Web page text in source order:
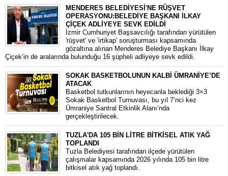
MENDERES BELEDİYESİ'NE RÜŞVET
OPERASYONU:BELEDİYE BAŞKANI İLKAY
ÇİÇEK ADLİYEYE SEVK EDİLDİ
​İzmir Cumhuriyet Başsavcılığı tarafından yürütülen
'rüşvet' ve 'irtikap' soruşturması kapsamında
gözaltına alınan Menderes Belediye Başkanı İlkay
Çiçek’in de aralarında bulunduğu 16 şüpheli adliyeye sevk edildi.
SOKAK BASKETBOLUNUN KALBİ ÜMRANİYE’DE
ATACAK
Basketbol tutkunlarının heyecanla beklediği 3×3
Sokak Basketbol Turnuvası, bu yıl 7’nci kez
Ümraniye Santral Etkinlik Alanı’nda
gerçekleştirilecek.
TUZLA'DA 105 BİN LİTRE BİTKİSEL ATIK YAĞ
TOPLANDI
Tuzla Belediyesi tarafından ilçede yürütülen
çalışmalar kapsamında 2026 yılında 105 bin litre
bitkisel atık yağ toplandı.